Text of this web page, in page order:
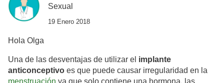
Sexual
19 Enero 2018
Hola Olga
Una de las desventajas de utilizar el implante
anticonceptivo es que puede causar irregularidad en la
menstruación ya que solo contiene una hormona, las